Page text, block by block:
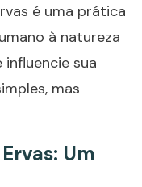
é uma prática
à natureza
sua
mas
Um